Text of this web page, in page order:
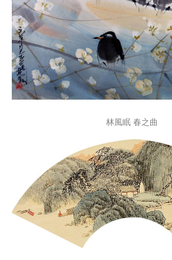
林風眠 春之曲